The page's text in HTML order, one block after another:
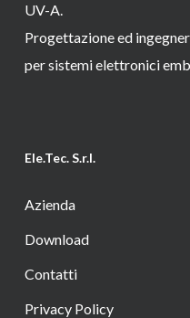
UV-A.
Progettazione ed
per sistemi elettronici
Ele.Tec. S.r.l.
Azienda
Download
Contatti
Privacy Policy